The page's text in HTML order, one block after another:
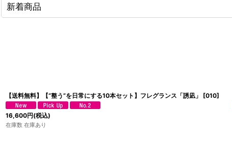
新着商品
【送料無料】【“整う”を日常にする10本セット】フレグランス「誘凪」 [010]
16,600円(税込)
在庫数 在庫あり